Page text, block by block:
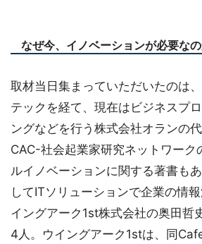
なぜ今、イノベーションが必要な
取材当日集まっていただいたのは
テックを経て、現在はビジネスプ
ングなどを行う株式会社オランの
CAC-社会起業家研究ネットワーク
ルイノベーションに関する著書も
してITソリューションで企業の情
イングアーク1st株式会社の奥田哲
4人。ウイングアーク1stは、同